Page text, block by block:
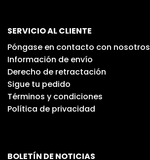
SERVICIO AL CLIENTE
Póngase en contacto con nosotros
Información de envío
Derecho de retractación
Sigue tu pedido
Términos y condiciones
Política de privacidad
BOLETÍN DE NOTICIAS